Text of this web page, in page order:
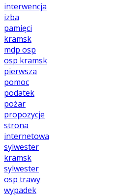
interwencja
izba
pamięci
kramsk
mdp osp
osp kramsk
pierwsza
pomoc
podatek
pożar
propozycje
strona
internetowa
sylwester
kramsk
sylwester
osp trawy
wypadek